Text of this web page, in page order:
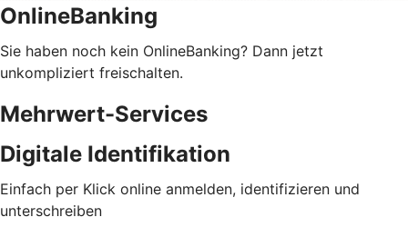
OnlineBanking
Sie haben noch kein OnlineBanking? Dann jetzt
unkompliziert freischalten.
Mehrwert-Services
Digitale Identifikation
Einfach per Klick online anmelden, identifizieren und
unterschreiben